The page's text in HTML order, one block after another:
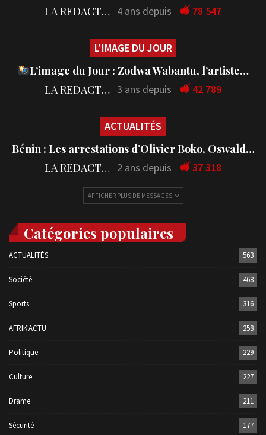
LA REDACTION 4 ans depuis 78 547
L'IMAGE DU JOUR
L’image du Jour : Zodwa Wabantu, l’artiste…
LA REDACTION 3 ans depuis 42 789
ACTUALITÉS
Bénin : Les arrestations d’Olivier Boko, Oswald…
LA REDACTION 2 ans depuis 37 318
AFFICHER PLUS DE MESSAGES
Catégories populaires
ACTUALITÉS 563
Société 468
Sports 316
AFRIK'ACTU 258
Politique 229
Culture 227
Drame 211
Sécurité 177